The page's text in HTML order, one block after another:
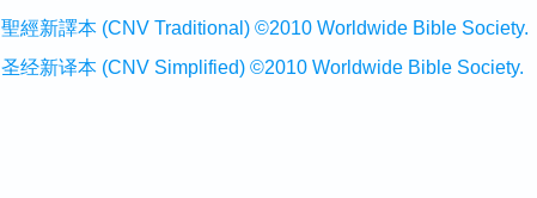
聖經新譯本 (CNV Traditional) ©2010 Worldwide Bible Society.
圣经新译本 (CNV Simplified) ©2010 Worldwide Bible Society.